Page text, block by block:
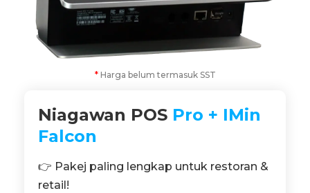
*Harga belum termasuk SST
Niagawan POS Pro + IMin
Falcon
👉 Pakej paling lengkap untuk restoran &
retail!